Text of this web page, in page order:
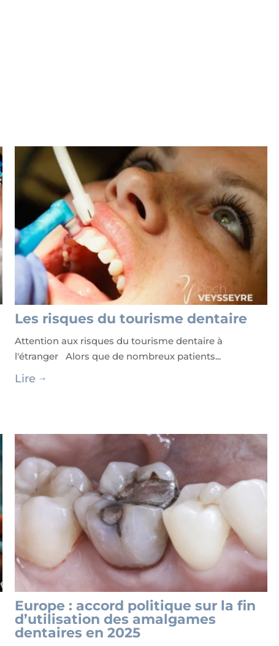
Les risques du tourisme dentaire
Attention aux risques du tourisme dentaire à
l'étranger Alors que de nombreux patients...
Lire $
Europe : accord politique sur la fin
d’utilisation des amalgames
dentaires en 2025